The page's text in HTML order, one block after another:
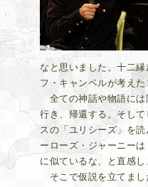
なと思いました。十二
フ・キャンベルが考え
全ての神話や物語には
行き、帰還する。そし
スの「ユリシーズ」を
ーローズ・ジャーニー
に似ているな、と直感し
そこで仮説を立てまし